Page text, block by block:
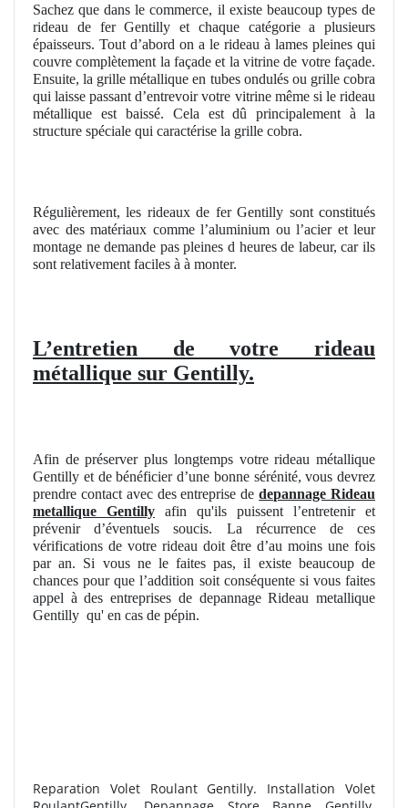
Sachez que dans le commerce, il existe beaucoup types de
rideau de fer Gentilly et chaque catégorie a plusieurs
épaisseurs. Tout d’abord on a le rideau à lames pleines qui
couvre complètement la façade et la vitrine de votre façade.
Ensuite, la grille métallique en tubes ondulés ou grille cobra
qui laisse passant d’entrevoir votre vitrine même si le rideau
métallique est baissé. Cela est dû principalement à la
structure spéciale qui caractérise la grille cobra.
Régulièrement, les rideaux de fer Gentilly sont constitués
avec des matériaux comme l’aluminium ou l’acier et leur
montage ne demande pas pleines d heures de labeur, car ils
sont relativement faciles à à monter.
L’entretien de votre rideau
métallique sur Gentilly.
Afin de préserver plus longtemps votre rideau métallique
Gentilly et de bénéficier d’une bonne sérénité, vous devrez
prendre contact avec des entreprise dedepannage Rideau
metallique Gentilly afin qu'ils puissent l’entretenir et
prévenir d’éventuels soucis. La récurrence de ces
vérifications de votre rideau doit être d’au moins une fois
par an. Si vous ne le faites pas, il existe beaucoup de
chances pour que l’addition soit conséquente si vous faites
appel à des entreprises de depannage Rideau metallique
Gentilly qu' en cas de pépin.
Reparation Volet Roulant Gentilly. Installation Volet